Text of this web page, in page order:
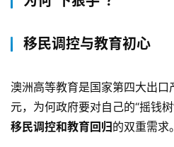
移民调控与教育初心
澳洲高等教育是国家第四大出
元，为何政府要对自己的“摇钱
移民调控和教育回归的双重需求。